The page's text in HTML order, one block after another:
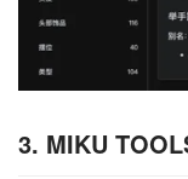
3. MIKU